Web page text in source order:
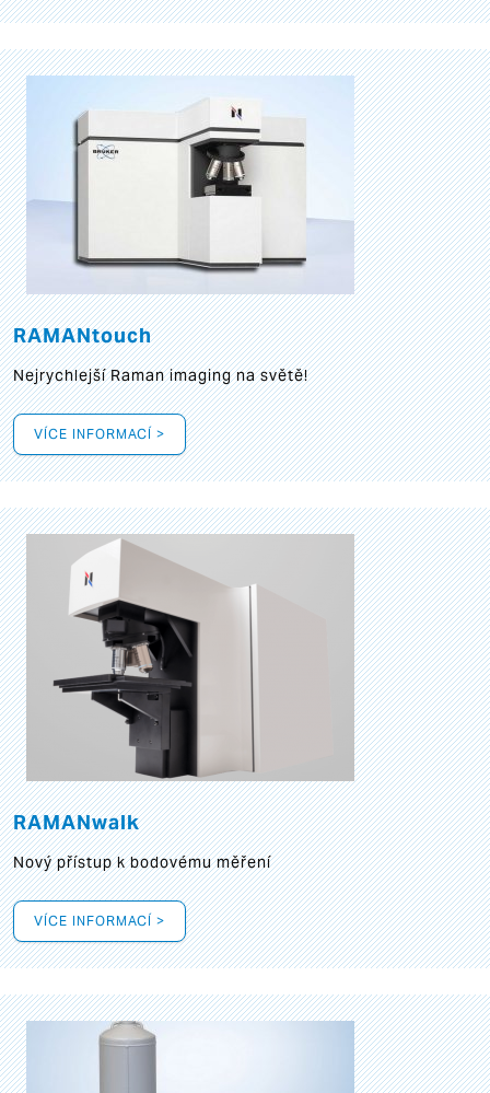
RAMANtouch
Nejrychlejší Raman imaging na světě!
VÍCE INFORMACÍ >
RAMANwalk
Nový přístup k bodovému měření
VÍCE INFORMACÍ >